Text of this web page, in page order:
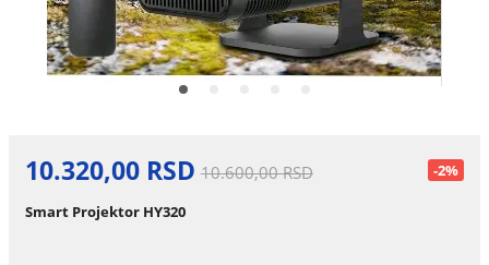
10.320,00 RSD 10.600,00 RSD -2%
Smart Projektor HY320